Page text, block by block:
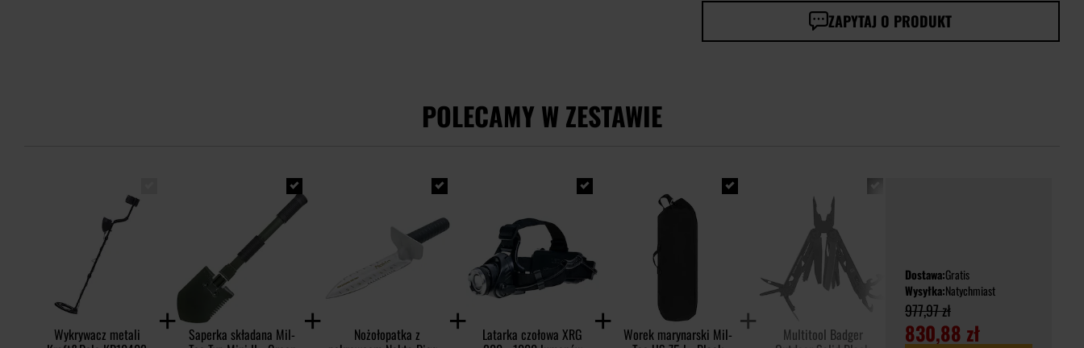
ZAPYTAJ O PRODUKT
POLECAMY W ZESTAWIE
Wykrywacz metali Saperka składana Mil- Nożołopatka z Latarka czołowa XRG Worek marynarski Mil- Multitool Badger
Dostawa:Gratis
Wysyłka:Natychmiast
977,97 zł
830,88 zł